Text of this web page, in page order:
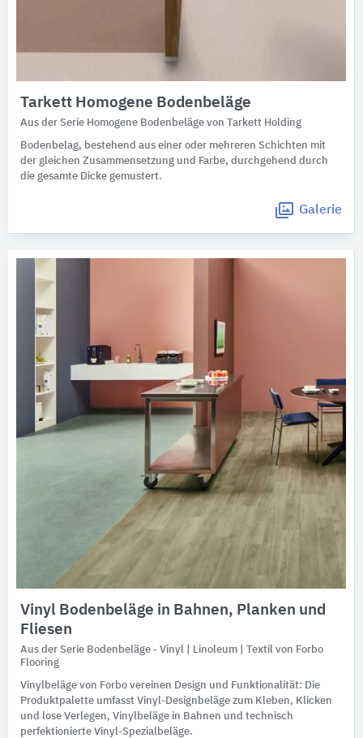
Tarkett Homogene Bodenbeläge
Aus der Serie Homogene Bodenbeläge von Tarkett Holding
Bodenbelag, bestehend aus einer oder mehreren Schichten mit
der gleichen Zusammensetzung und Farbe, durchgehend durch
die gesamte Dicke gemustert.
Galerie
Vinyl Bodenbeläge in Bahnen, Planken und
Fliesen
Aus der Serie Bodenbeläge - Vinyl | Linoleum | Textil von Forbo
Flooring
Vinylbeläge von Forbo vereinen Design und Funktionalität: Die
Produktpalette umfasst Vinyl-Designbeläge zum Kleben, Klicken
und lose Verlegen, Vinylbeläge in Bahnen und technisch
perfektionierte Vinyl-Spezialbeläge.